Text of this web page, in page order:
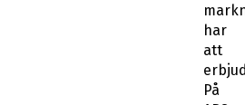
har
att
På